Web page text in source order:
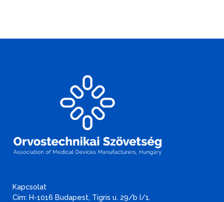
Kapcsolat
Cím: H-1016 Budapest, Tigris u. 29/b I/1.